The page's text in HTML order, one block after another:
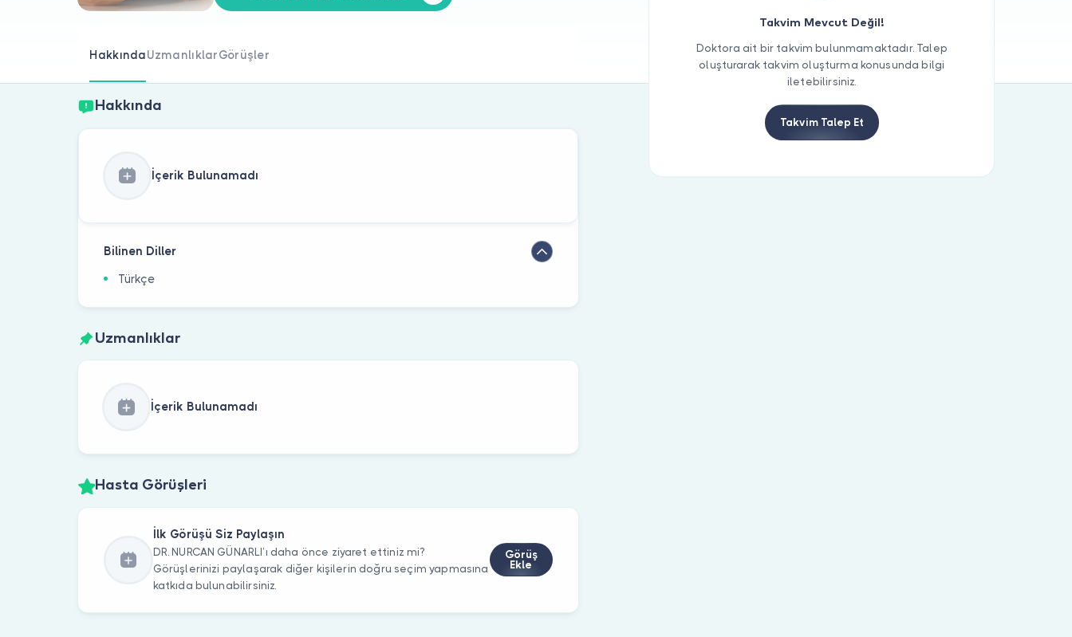
HakkındaUzmanlıklarGörüşler
Hakkında
İçerik Bulunamadı
Bilinen Diller
Türkçe
Uzmanlıklar
İçerik Bulunamadı
Hasta Görüşleri
İlk Görüşü Siz Paylaşın
DR. NURCAN GÜNARLI’ı daha önce ziyaret ettiniz mi?
Görüşlerinizi paylaşarak diğer kişilerin doğru seçim yapmasına
katkıda bulunabilirsiniz.
Görüş
Ekle
Takvim Mevcut Değil!
Doktora ait bir takvim bulunmamaktadır. Talep
oluşturarak takvim oluşturma konusunda bilgi
iletebilirsiniz.
Takvim Talep Et